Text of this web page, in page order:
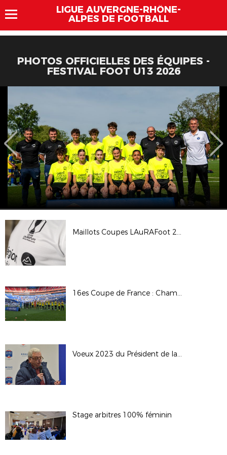
LIGUE AUVERGNE-RHÔNE-
ALPES DE FOOTBALL
PHOTOS OFFICIELLES DES ÉQUIPES -
FESTIVAL FOOT U13 2026
Maillots Coupes LAuRAFoot 2023
16es Coupe de France : Chambéry SF / OL
Voeux 2023 du Président de la LAuRAFoot
Stage arbitres 100% féminin